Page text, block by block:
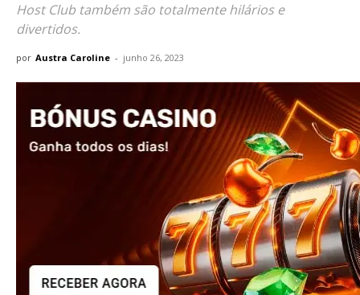
Host Club também são totalmente hilários e
divertidos.
por Austra Caroline - junho 26, 2023